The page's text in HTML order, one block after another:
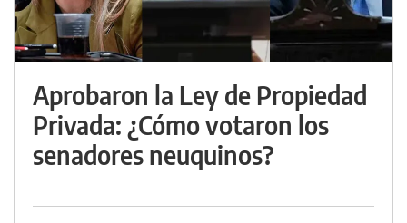
Aprobaron la Ley de Propiedad
Privada: ¿Cómo votaron los
senadores neuquinos?